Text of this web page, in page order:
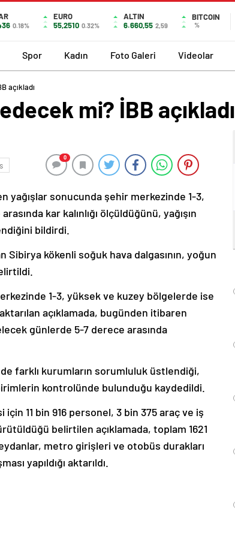
0.18%
EURO
55,2510 0.32%
ALTIN
6.660,55 2,59
BITCOIN
%
Spor Kadın Foto Galeri Videolar
açıkladı
mi? İBB açıkladı
0
yağışlar sonucunda şehir merkezinde 1-3,
kar kalınlığı ölçüldüğünü, yağışın
bildirdi.
Sibirya kökenli soğuk hava dalgasının, yoğun
1-3, yüksek ve kuzey bölgelerde ise
açıklamada, bugünden itibaren
günlerde 5-7 derece arasında
farklı kurumların sorumluluk üstlendiği,
kontrolünde bulunduğu kaydedildi.
11 bin 916 personel, 3 bin 375 araç ve iş
belirtilen açıklamada, toplam 1621
metro girişleri ve otobüs durakları
yapıldığı aktarıldı.